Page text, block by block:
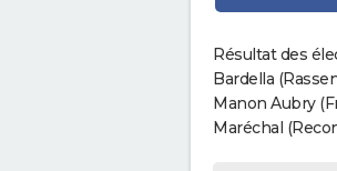
Résultat des
Bardella
Manon Aubry
Maréchal